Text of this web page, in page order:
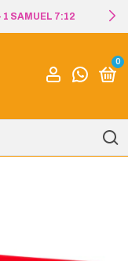
1 SAMUEL 7:12
0